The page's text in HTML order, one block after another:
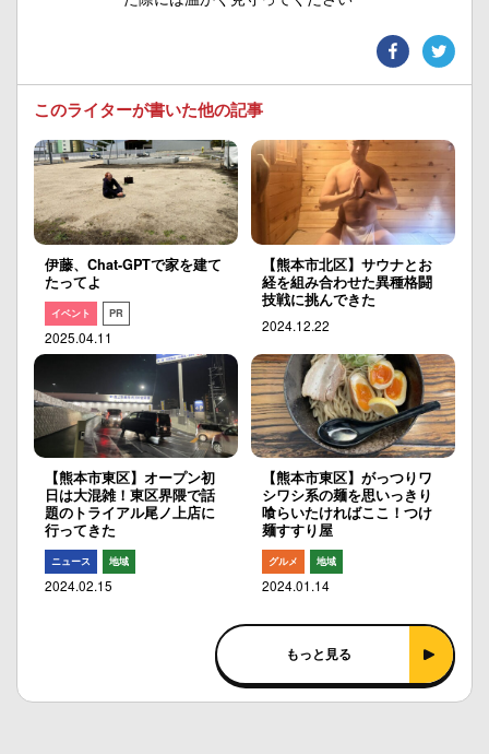
このライターが書いた他の記事
伊藤、Chat-GPTで家を建て
たってよ
イベント PR
2025.04.11
【熊本市北区】サウナとお
経を組み合わせた異種格闘
技戦に挑んできた
2024.12.22
【熊本市東区】オープン初
日は大混雑！東区界隈で話
題のトライアル尾ノ上店に
行ってきた
ニュース 地域
2024.02.15
【熊本市東区】がっつりワ
シワシ系の麺を思いっきり
喰らいたければここ！つけ
麺すすり屋
グルメ 地域
2024.01.14
もっと見る